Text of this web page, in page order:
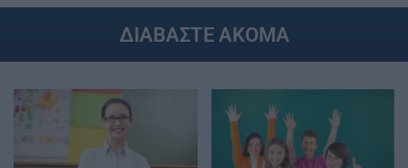
ΔΙΑΒΑΣΤΕ ΑΚΟΜΑ